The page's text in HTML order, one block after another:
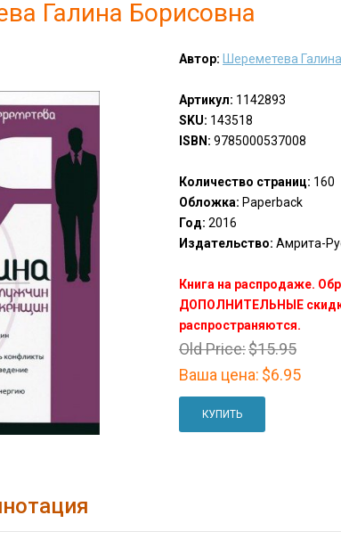
Галина Борисовна
Автор: Шереметева
Артикул: 1142893
SKU: 143518
ISBN: 9785000537008
Количество страниц: 160
Обложка: Paperback
Год: 2016
Издательство: Амрита-
Книга на распродаже.
ДОПОЛНИТЕЛЬНЫЕ
распространяются.
Old Price:$15.95
Ваша цена: $6.95
КУПИТЬ